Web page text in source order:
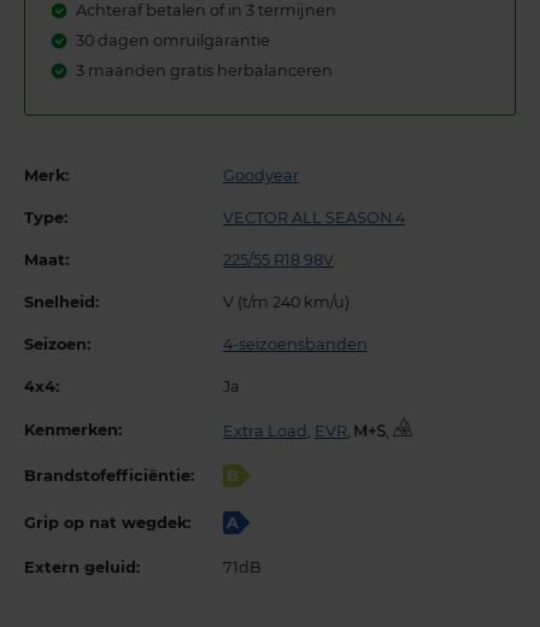
Achteraf betalen of in 3 termijnen
30 dagen omruilgarantie
3 maanden gratis herbalanceren
Merk: Goodyear
Type: VECTOR ALL SEASON 4
Maat: 225/55 R18 98V
Snelheid: V (t/m 240 km/u)
Seizoen: 4-seizoensbanden
4x4: Ja
Kenmerken: Extra Load EVR ,
Brandstofefficiëntie: B
Grip op nat wegdek: A
Extern geluid: 71dB